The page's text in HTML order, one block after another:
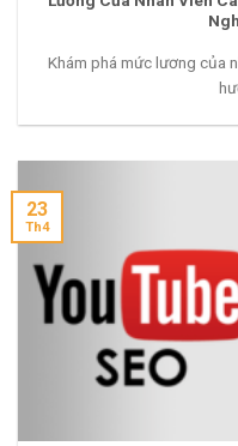
Khám phá mức lương của
23
Th4